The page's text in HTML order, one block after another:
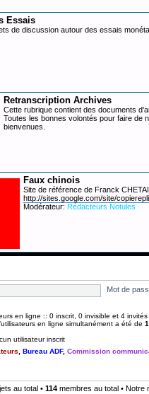
Essais
de discussion autour des essais
Retranscription Archives
Cette rubrique contient des documents
Toutes les bonnes volontés pour faire de
bienvenues.
Faux chinois
Site de référence de Franck
http://sites.google.com/site/
Modérateur: Rédacteurs Notules
Mot de
en ligne :: 0 inscrit, 0 invisible et 4
en ligne simultanément a été de
utilisateur inscrit
Bureau ADF, Commission
au total • 114 membres au total • Notre